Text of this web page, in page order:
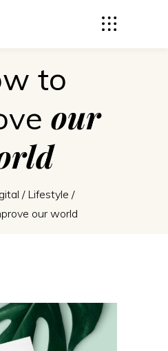
to
our
/ Lifestyle /
our world